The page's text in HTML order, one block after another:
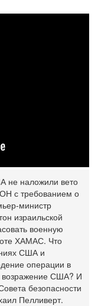
наложили вето
с требованием о
министр
израильской
военную
ХАМАС. Что
США и
операции в
возражение США? И
безопасности
Пелливерт.